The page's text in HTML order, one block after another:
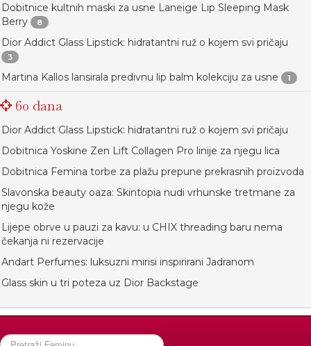
Dobitnice kultnih maski za usne Laneige Lip Sleeping Mask
Berry
8
Dior Addict Glass Lipstick: hidratantni ruž o kojem svi pričaju
3
Martina Kallos lansirala predivnu lip balm kolekciju za usne 1
60 dana
Dior Addict Glass Lipstick: hidratantni ruž o kojem svi pričaju
Dobitnica Yoskine Zen Lift Collagen Pro linije za njegu lica
Dobitnica Femina torbe za plažu prepune prekrasnih proizvoda
Slavonska beauty oaza: Skintopia nudi vrhunske tretmane za
njegu kože
Lijepe obrve u pauzi za kavu: u CHIX threading baru nema
čekanja ni rezervacije
Andart Perfumes: luksuzni mirisi inspirirani Jadranom
Glass skin u tri poteza uz Dior Backstage